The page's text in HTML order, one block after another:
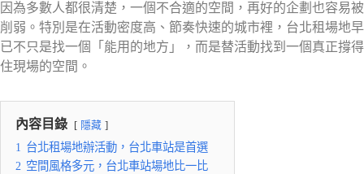
因為多數人都很清楚，一個不合適的空間，再好的企劃也容易被
削弱。特別是在活動密度高、節奏快速的城市裡，台北租場地早
已不只是找一個「能用的地方」，而是替活動找到一個真正撐得
住現場的空間。
內容目錄 隱藏
1 台北租場地辦活動，台北車站是首選
2 空間風格多元，台北車站場地比一比